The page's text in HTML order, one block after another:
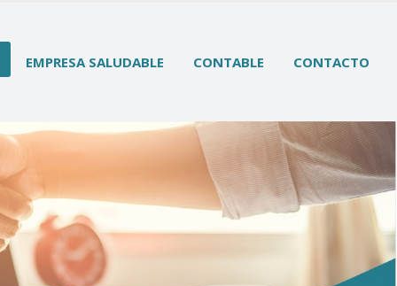
EMPRESA SALUDABLE CONTABLE CONTACTO